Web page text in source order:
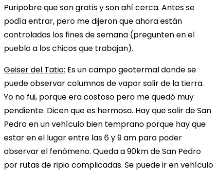
Puripobre que son gratis y son ahí cerca. Antes se
podía entrar, pero me dijeron que ahora están
controladas los fines de semana (pregunten en el
pueblo a los chicos que trabajan).
Geiser del Tatio: Es un campo geotermal donde se
puede observar columnas de vapor salir de la tierra.
Yo no fui, porque era costoso pero me quedó muy
pendiente. Dicen que es hermoso. Hay que salir de San
Pedro en un vehículo bien temprano porque hay que
estar en el lugar entre las 6 y 9 am para poder
observar el fenómeno. Queda a 90km de San Pedro
por rutas de ripio complicadas. Se puede ir en vehículo